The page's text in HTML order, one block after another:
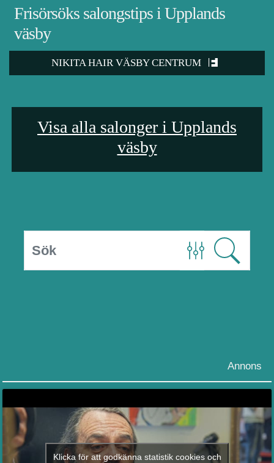
Frisörsöks salongstips i Upplands
väsby
NIKITA HAIR VÄSBY CENTRUM
Visa alla salonger i Upplands
väsby
Annons
Klicka för att godkänna statistik cookies och